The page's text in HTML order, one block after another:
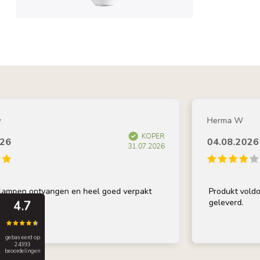
KOPER
31.07.2026
en heel goed verpakt
04.08.2026
Produkt voldoet aan
geleverd.
4.7
gebaseerd op
24393
beoordelingen